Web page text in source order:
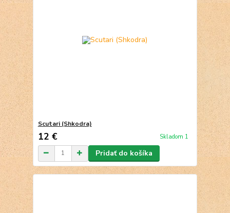
Scutari (Shkodra)
12 € Skladom 1
Pridať do košíka